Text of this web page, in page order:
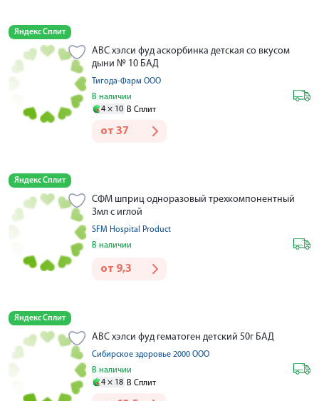
Яндекс Сплит
АВС хэлси фуд аскорбинка детская со вкусом
дыни № 10 БАД
Тигода-Фарм ООО
В наличии
4 × 10 В Сплит
от 37
Яндекс Сплит
СФМ шприц одноразовый трехкомпонентный
3мл с иглой
SFM Hospital Product
В наличии
от 9,3
Яндекс Сплит
АВС хэлси фуд гематоген детский 50г БАД
Сибирское здоровье 2000 ООО
В наличии
4 × 18 В Сплит